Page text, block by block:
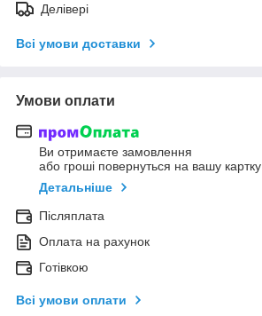
Делівері
Всі умови доставки
Умови оплати
Ви отримаєте замовлення
або гроші повернуться на вашу картку
Детальніше
Післяплата
Оплата на рахунок
Готівкою
Всі умови оплати